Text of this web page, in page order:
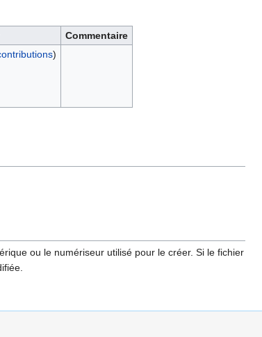
Commentaire
)
ou le numériseur utilisé pour le créer. Si le fichier